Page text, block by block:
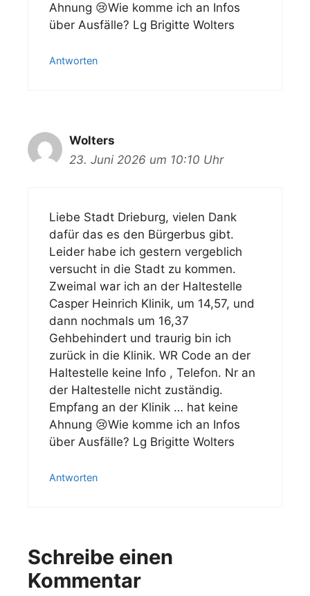
Ahnung 😢Wie komme ich an Infos
über Ausfälle? Lg Brigitte Wolters
Antworten
Wolters
23. Juni 2026 um 10:10 Uhr
Liebe Stadt Drieburg, vielen Dank
dafür das es den Bürgerbus gibt.
Leider habe ich gestern vergeblich
versucht in die Stadt zu kommen.
Zweimal war ich an der Haltestelle
Casper Heinrich Klinik, um 14,57, und
dann nochmals um 16,37
Gehbehindert und traurig bin ich
zurück in die Klinik. WR Code an der
Haltestelle keine Info , Telefon. Nr an
der Haltestelle nicht zuständig.
Empfang an der Klinik … hat keine
Ahnung 😢Wie komme ich an Infos
über Ausfälle? Lg Brigitte Wolters
Antworten
Schreibe einen
Kommentar